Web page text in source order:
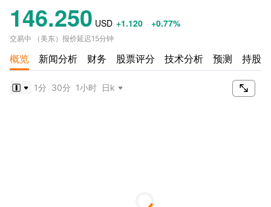
146.250 USD +1.120 +0.77%
交易中 （ 美东） 报价延迟15分钟
概览 新闻分析 财务 股票评分 技术分析 预测 持股

1分 30分 1小时 日k